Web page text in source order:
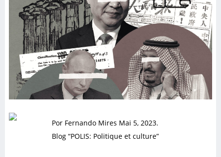
Buscar:
SÍGUENOS:
Por Fernando Mires Mai 5, 2023.
Blog “POLIS: Politique et culture”